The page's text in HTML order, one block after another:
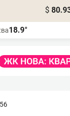
$
18.9°